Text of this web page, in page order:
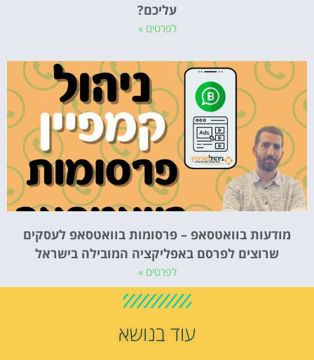
עליכם?
לפרטים »
מודעות בוואטסאפ – פרסומות בוואטסאפ לעסקים
שרוצים לפרסם באפליקציה המובילה בישראל
לפרטים »
עוד בנושא